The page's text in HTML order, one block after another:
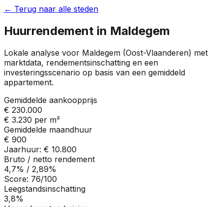
← Terug naar alle steden
Huurrendement in Maldegem
Lokale analyse voor Maldegem (Oost-Vlaanderen) met
marktdata, rendementsinschatting en een
investeringsscenario op basis van een gemiddeld
appartement.
Gemiddelde aankoopprijs
€ 230.000
€ 3.230 per m²
Gemiddelde maandhuur
€ 900
Jaarhuur: € 10.800
Bruto / netto rendement
4,7% / 2,89%
Score: 76/100
Leegstandsinschatting
3,8%